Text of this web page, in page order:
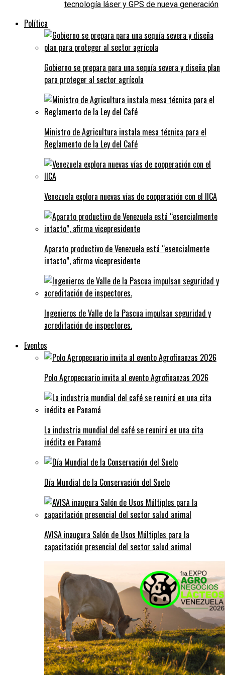
tecnología láser y GPS de nueva generación
Política
Gobierno se prepara para una sequía severa y diseña plan
para proteger al sector agrícola
Ministro de Agricultura instala mesa técnica para el
Reglamento de la Ley del Café
Venezuela explora nuevas vías de cooperación con el IICA
Aparato productivo de Venezuela está “esencialmente
intacto”, afirma vicepresidente
Ingenieros de Valle de la Pascua impulsan seguridad y
acreditación de inspectores.
Eventos
Polo Agropecuario invita al evento Agrofinanzas 2026
La industria mundial del café se reunirá en una cita
inédita en Panamá
Día Mundial de la Conservación del Suelo
AVISA inaugura Salón de Usos Múltiples para la
capacitación presencial del sector salud animal